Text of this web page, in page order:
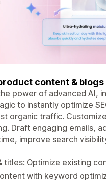
content & blogs
power of advanced AI,
to instantly optimize
organic traffic.
Draft engaging emails,
improve search
titles: Optimize existing
with keyword